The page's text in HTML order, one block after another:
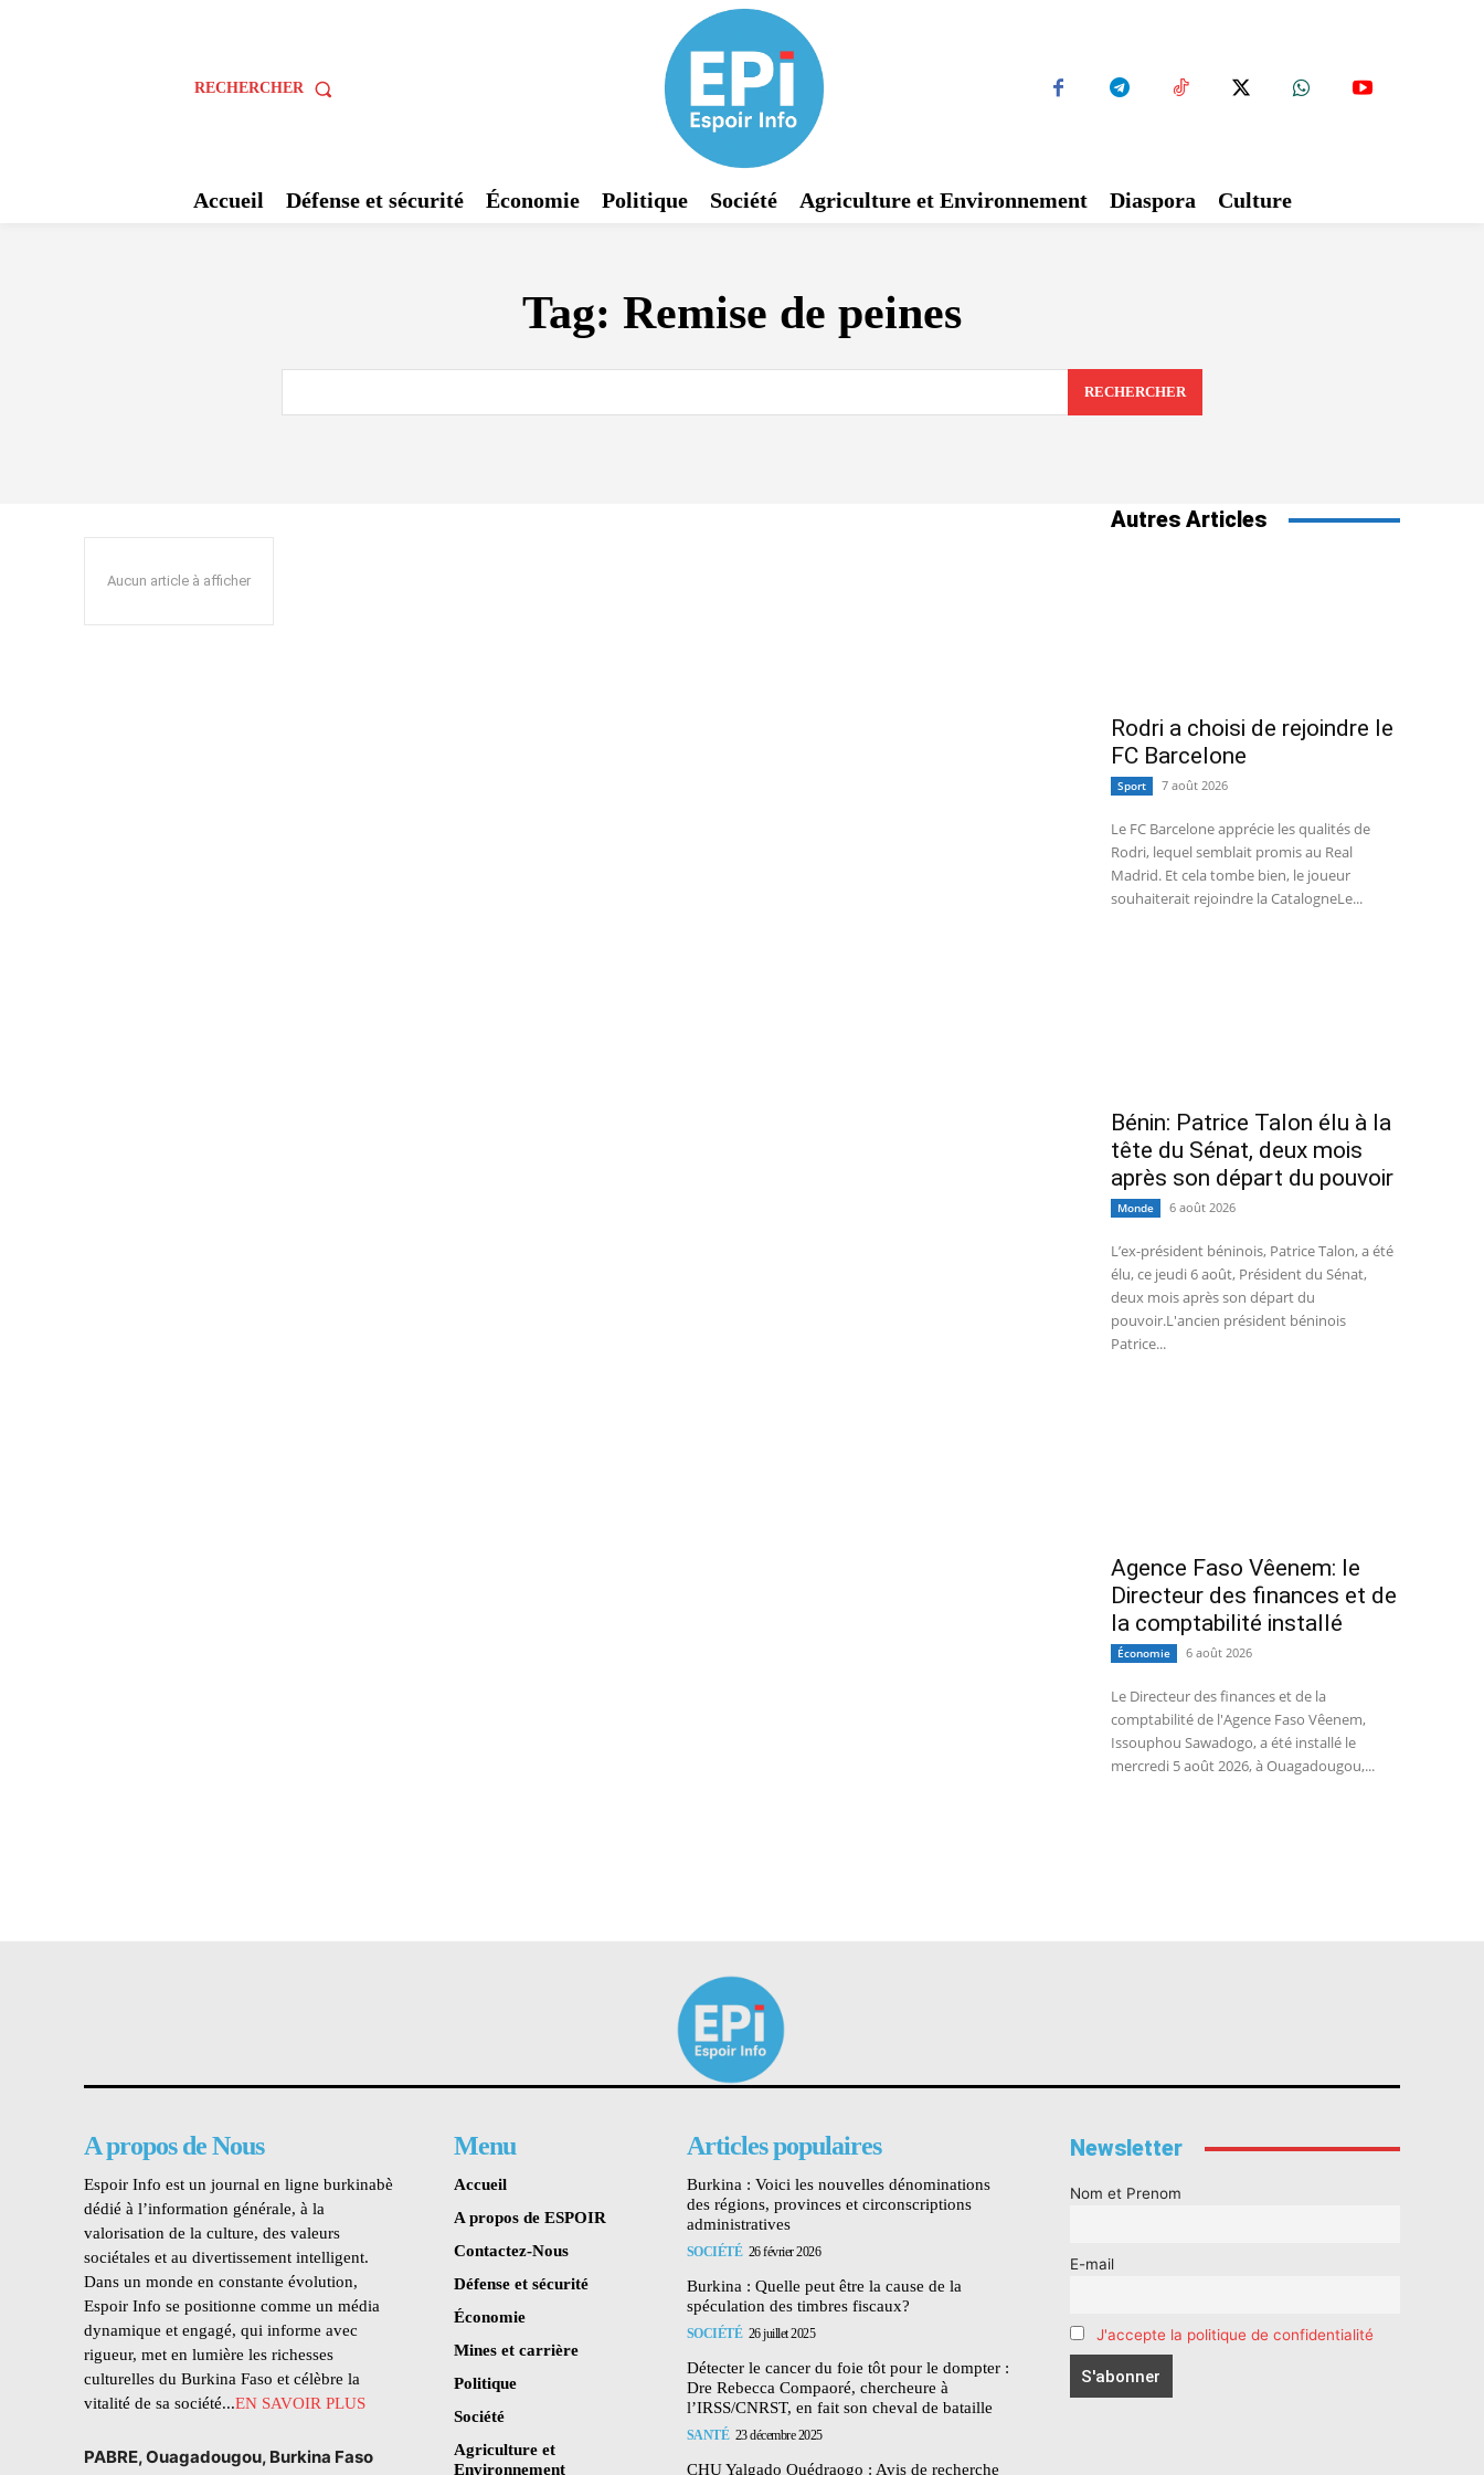
RECHERCHER
Accueil Défense et sécurité Économie Politique Société Agriculture et Environnement Diaspora Culture
Tag: Remise de peines
RECHERCHER
Aucun article à afficher
Autres Articles
Rodri a choisi de rejoindre le
FC Barcelone
Sport 7 août 2026
Le FC Barcelone apprécie les qualités de
Rodri, lequel semblait promis au Real
Madrid. Et cela tombe bien, le joueur
souhaiterait rejoindre la CatalogneLe...
Bénin: Patrice Talon élu à la
tête du Sénat, deux mois
après son départ du pouvoir
Monde 6 août 2026
L’ex-président béninois, Patrice Talon, a été
élu, ce jeudi 6 août, Président du Sénat,
deux mois après son départ du
pouvoir.L'ancien président béninois
Patrice...
Agence Faso Vêenem: le
Directeur des finances et de
la comptabilité installé
Économie 6 août 2026
Le Directeur des finances et de la
comptabilité de l'Agence Faso Vêenem,
Issouphou Sawadogo, a été installé le
mercredi 5 août 2026, à Ouagadougou,...
A propos de Nous
Espoir Info est un journal en ligne burkinabè
dédié à l’information générale, à la
valorisation de la culture, des valeurs
sociétales et au divertissement intelligent.
Dans un monde en constante évolution,
Espoir Info se positionne comme un média
dynamique et engagé, qui informe avec
rigueur, met en lumière les richesses
culturelles du Burkina Faso et célèbre la
vitalité de sa société...EN SAVOIR PLUS
PABRE, Ouagadougou, Burkina Faso
Menu
Accueil
A propos de ESPOIR
Contactez-Nous
Défense et sécurité
Économie
Mines et carrière
Politique
Société
Agriculture et
Environnement
Articles populaires
Burkina : Voici les nouvelles dénominations
des régions, provinces et circonscriptions
administratives
SOCIÉTÉ 26 février 2026
Burkina : Quelle peut être la cause de la
spéculation des timbres fiscaux?
SOCIÉTÉ 26 juillet 2025
Détecter le cancer du foie tôt pour le dompter :
Dre Rebecca Compaoré, chercheure à
l’IRSS/CNRST, en fait son cheval de bataille
SANTÉ 23 décembre 2025
CHU Yalgado Ouédraogo : Avis de recherche
Newsletter
Nom et Prenom
E-mail
J'accepte la politique de confidentialité